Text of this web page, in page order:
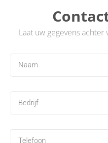
Laat uw gegevens